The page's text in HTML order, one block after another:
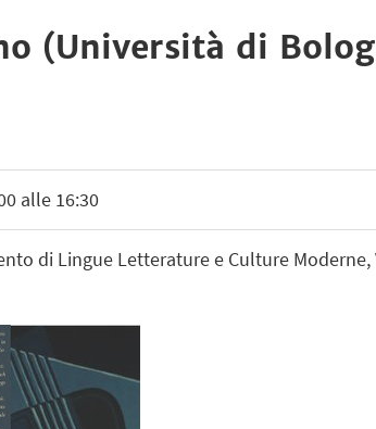
(Università di
alle 16:30
di Lingue Letterature e Culture